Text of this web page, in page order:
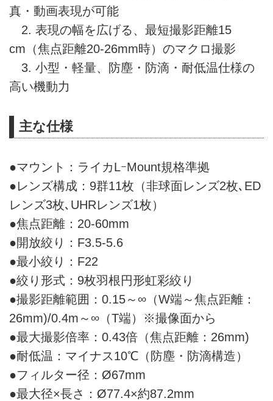
真・動画表現が可能
2. 表現の幅を広げる、最短撮影距離15
cm（焦点距離20-26mm時）のマクロ撮影
3. 小型・軽量、防塵・防滴・耐低温仕様の
高い機動力
主な仕様
●マウント：ライカLｰMount規格準拠
●レンズ構成：9群11枚（非球面レンズ2枚､ED
レンズ3枚､UHRレンズ1枚）
●焦点距離：20-60mm
●開放絞り：F3.5-5.6
●最小絞り：F22
●絞り形式：9枚羽根円形虹彩絞り
●撮影距離範囲：0.15～∞（W端～焦点距離：
26mm)/0.4m～∞（T端）※撮像面から
●最大撮影倍率：0.43倍（焦点距離：26mm)
●耐低温：マイナス10℃（防塵・防滴構造）
●フィルター径：Ø67mm
●最大径×長さ：Ø77.4×約87.2mm